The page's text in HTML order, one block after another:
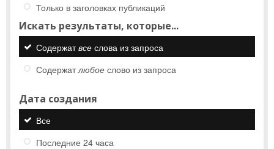
Только в заголовках публикаций
Искать результаты, которые...
Содержатвсе слова из запроса
Содержатлюбое слово из запроса
Дата создания
Все
Последние 24 часа